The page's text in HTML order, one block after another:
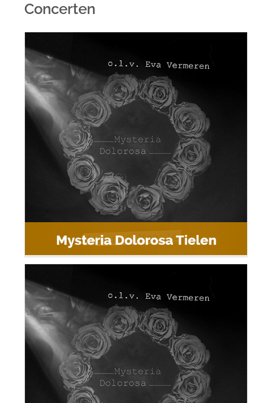
Concerten
Mysteria Dolorosa Tielen
Mysteria Dolorosa Geel